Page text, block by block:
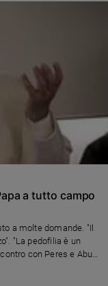
a tutto campo
a molte domande. "Il
un
con Peres e Abu